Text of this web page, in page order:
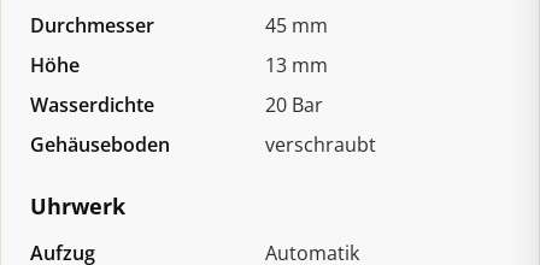
Durchmesser
45 mm
Höhe
13 mm
Wasserdichte
20 Bar
Gehäuseboden
verschraubt
Uhrwerk
Aufzug Automatik